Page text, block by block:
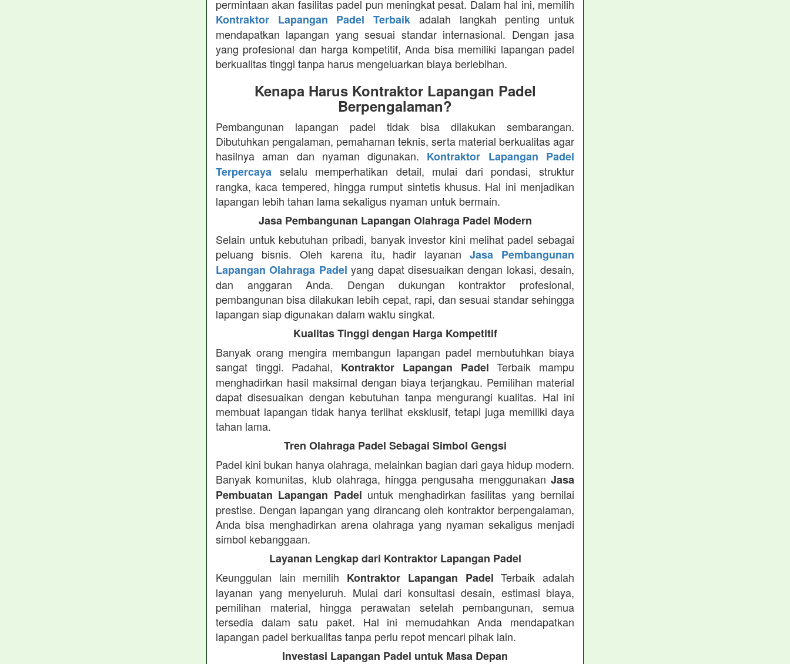
permintaan akan fasilitas padel pun meningkat pesat. Dalam hal ini, memilih
Kontraktor Lapangan Padel Terbaik adalah langkah penting untuk
mendapatkan lapangan yang sesuai standar internasional. Dengan jasa
yang profesional dan harga kompetitif, Anda bisa memiliki lapangan padel
berkualitas tinggi tanpa harus mengeluarkan biaya berlebihan.
Kenapa Harus Kontraktor Lapangan Padel
Berpengalaman?
Pembangunan lapangan padel tidak bisa dilakukan sembarangan.
Dibutuhkan pengalaman, pemahaman teknis, serta material berkualitas agar
hasilnya aman dan nyaman digunakan. Kontraktor Lapangan Padel
Terpercaya selalu memperhatikan detail, mulai dari pondasi, struktur
rangka, kaca tempered, hingga rumput sintetis khusus. Hal ini menjadikan
lapangan lebih tahan lama sekaligus nyaman untuk bermain.
Jasa Pembangunan Lapangan Olahraga Padel Modern
Selain untuk kebutuhan pribadi, banyak investor kini melihat padel sebagai
peluang bisnis. Oleh karena itu, hadir layananJasa Pembangunan
Lapangan Olahraga Padel yang dapat disesuaikan dengan lokasi, desain,
dan anggaran Anda. Dengan dukungan kontraktor profesional,
pembangunan bisa dilakukan lebih cepat, rapi, dan sesuai standar sehingga
lapangan siap digunakan dalam waktu singkat.
Kualitas Tinggi dengan Harga Kompetitif
Banyak orang mengira membangun lapangan padel membutuhkan biaya
sangat tinggi. Padahal, Kontraktor Lapangan Padel Terbaik mampu
menghadirkan hasil maksimal dengan biaya terjangkau. Pemilihan material
dapat disesuaikan dengan kebutuhan tanpa mengurangi kualitas. Hal ini
membuat lapangan tidak hanya terlihat eksklusif, tetapi juga memiliki daya
tahan lama.
Tren Olahraga Padel Sebagai Simbol Gengsi
Padel kini bukan hanya olahraga, melainkan bagian dari gaya hidup modern.
Banyak komunitas, klub olahraga, hingga pengusaha menggunakan Jasa
Pembuatan Lapangan Padel untuk menghadirkan fasilitas yang bernilai
prestise. Dengan lapangan yang dirancang oleh kontraktor berpengalaman,
Anda bisa menghadirkan arena olahraga yang nyaman sekaligus menjadi
simbol kebanggaan.
Layanan Lengkap dari Kontraktor Lapangan Padel
Keunggulan lain memilih Kontraktor Lapangan Padel Terbaik adalah
layanan yang menyeluruh. Mulai dari konsultasi desain, estimasi biaya,
pemilihan material, hingga perawatan setelah pembangunan, semua
tersedia dalam satu paket. Hal ini memudahkan Anda mendapatkan
lapangan padel berkualitas tanpa perlu repot mencari pihak lain.
Investasi Lapangan Padel untuk Masa Depan